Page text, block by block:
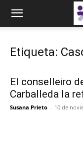
Etiqueta:
El conselleiro
Carballeda la
Susana Prieto - 10 de